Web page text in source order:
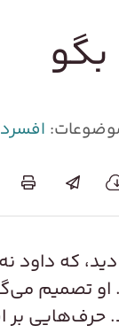
دید، که
تصمیم
بر